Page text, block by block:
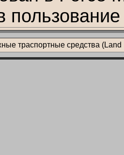
траспортные средства